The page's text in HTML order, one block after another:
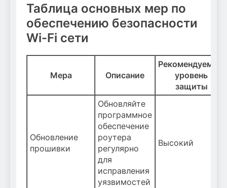
Таблица основных мер по
обеспечению безопасности
Wi-Fi сети
Мера Описание
Рекомендуемый
уровень
защиты
Обновление
прошивки
Обновляйте
программное
обеспечение
роутера
регулярно
для
исправления
уязвимостей
Высокий